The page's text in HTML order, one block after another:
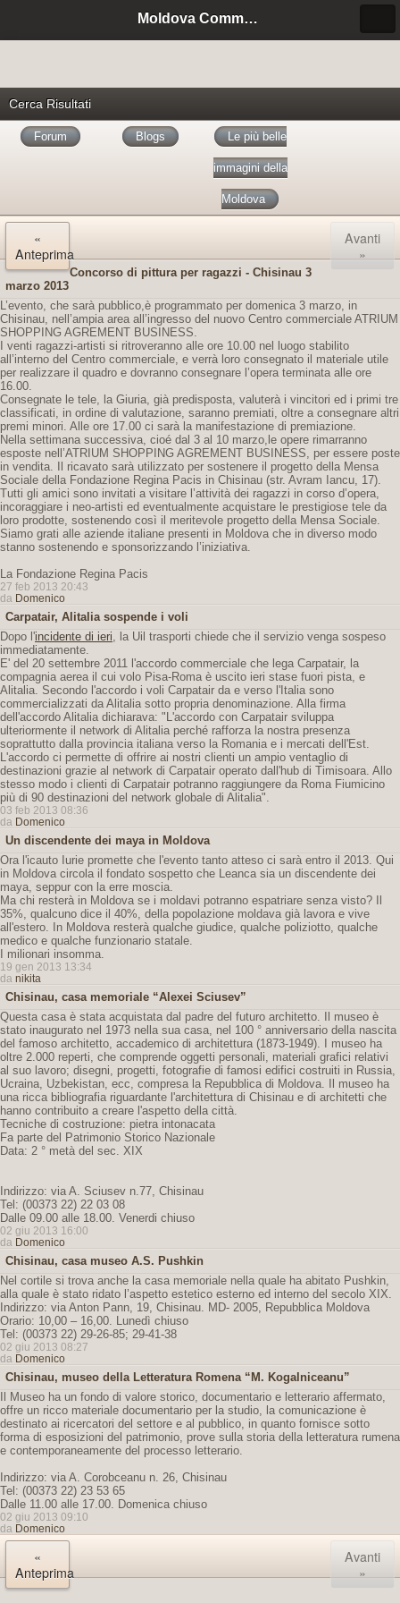
Moldova Community Italia
Cerca Risultati
Forum Blogs Le più belle
immagini della
Moldova
«
Anteprima
Avanti
»
Concorso di pittura per ragazzi - Chisinau 3
marzo 2013
L’evento, che sarà pubblico,è programmato per domenica 3 marzo, in
Chisinau, nell’ampia area all’ingresso del nuovo Centro commerciale ATRIUM
SHOPPING AGREMENT BUSINESS.
I venti ragazzi-artisti si ritroveranno alle ore 10.00 nel luogo stabilito
all’interno del Centro commerciale, e verrà loro consegnato il materiale utile
per realizzare il quadro e dovranno consegnare l’opera terminata alle ore
16.00.
Consegnate le tele, la Giuria, già predisposta, valuterà i vincitori ed i primi tre
classificati, in ordine di valutazione, saranno premiati, oltre a consegnare altri
premi minori. Alle ore 17.00 ci sarà la manifestazione di premiazione.
Nella settimana successiva, cioé dal 3 al 10 marzo,le opere rimarranno
esposte nell’ATRIUM SHOPPING AGREMENT BUSINESS, per essere poste
in vendita. Il ricavato sarà utilizzato per sostenere il progetto della Mensa
Sociale della Fondazione Regina Pacis in Chisinau (str. Avram Iancu, 17).
Tutti gli amici sono invitati a visitare l’attività dei ragazzi in corso d’opera,
incoraggiare i neo-artisti ed eventualmente acquistare le prestigiose tele da
loro prodotte, sostenendo così il meritevole progetto della Mensa Sociale.
Siamo grati alle aziende italiane presenti in Moldova che in diverso modo
stanno sostenendo e sponsorizzando l’iniziativa.
La Fondazione Regina Pacis
27 feb 2013 20:43
da Domenico
Carpatair, Alitalia sospende i voli
Dopo l'incidente di ieri, la Uil trasporti chiede che il servizio venga sospeso
immediatamente.
E' del 20 settembre 2011 l'accordo commerciale che lega Carpatair, la
compagnia aerea il cui volo Pisa-Roma è uscito ieri stase fuori pista, e
Alitalia. Secondo l'accordo i voli Carpatair da e verso l'Italia sono
commercializzati da Alitalia sotto propria denominazione. Alla firma
dell'accordo Alitalia dichiarava: "L'accordo con Carpatair sviluppa
ulteriormente il network di Alitalia perché rafforza la nostra presenza
soprattutto dalla provincia italiana verso la Romania e i mercati dell'Est.
L'accordo ci permette di offrire ai nostri clienti un ampio ventaglio di
destinazioni grazie al network di Carpatair operato dall'hub di Timisoara. Allo
stesso modo i clienti di Carpatair potranno raggiungere da Roma Fiumicino
più di 90 destinazioni del network globale di Alitalia".
03 feb 2013 08:36
da Domenico
Un discendente dei maya in Moldova
Ora l'icauto Iurie promette che l'evento tanto atteso ci sarà entro il 2013. Qui
in Moldova circola il fondato sospetto che Leanca sia un discendente dei
maya, seppur con la erre moscia.
Ma chi resterà in Moldova se i moldavi potranno espatriare senza visto? Il
35%, qualcuno dice il 40%, della popolazione moldava già lavora e vive
all'estero. In Moldova resterà qualche giudice, qualche poliziotto, qualche
medico e qualche funzionario statale.
I milionari insomma.
19 gen 2013 13:34
da nikita
Chisinau, casa memoriale “Alexei Sciusev”
Questa casa è stata acquistata dal padre del futuro architetto. Il museo è
stato inaugurato nel 1973 nella sua casa, nel 100 ° anniversario della nascita
del famoso architetto, accademico di architettura (1873-1949). I museo ha
oltre 2.000 reperti, che comprende oggetti personali, materiali grafici relativi
al suo lavoro; disegni, progetti, fotografie di famosi edifici costruiti in Russia,
Ucraina, Uzbekistan, ecc, compresa la Repubblica di Moldova. Il museo ha
una ricca bibliografia riguardante l'architettura di Chisinau e di architetti che
hanno contribuito a creare l'aspetto della città.
Tecniche di costruzione: pietra intonacata
Fa parte del Patrimonio Storico Nazionale
Data: 2 ° metà del sec. XIX
Indirizzo: via A. Sciusev n.77, Chisinau
Tel: (00373 22) 22 03 08
Dalle 09.00 alle 18.00. Venerdi chiuso
02 giu 2013 16:00
da Domenico
Chisinau, casa museo A.S. Pushkin
Nel cortile si trova anche la casa memoriale nella quale ha abitato Pushkin,
alla quale è stato ridato l’aspetto estetico esterno ed interno del secolo XIX.
Indirizzo: via Anton Pann, 19, Chisinau. MD- 2005, Repubblica Moldova
Orario: 10,00 – 16,00. Lunedì chiuso
Tel: (00373 22) 29-26-85; 29-41-38
02 giu 2013 08:27
da Domenico
Chisinau, museo della Letteratura Romena “M. Kogalniceanu”
Il Museo ha un fondo di valore storico, documentario e letterario affermato,
offre un ricco materiale documentario per la studio, la comunicazione è
destinato ai ricercatori del settore e al pubblico, in quanto fornisce sotto
forma di esposizioni del patrimonio, prove sulla storia della letteratura rumena
e contemporaneamente del processo letterario.
Indirizzo: via A. Corobceanu n. 26, Chisinau
Tel: (00373 22) 23 53 65
Dalle 11.00 alle 17.00. Domenica chiuso
02 giu 2013 09:10
da Domenico
«
Anteprima
Avanti
»